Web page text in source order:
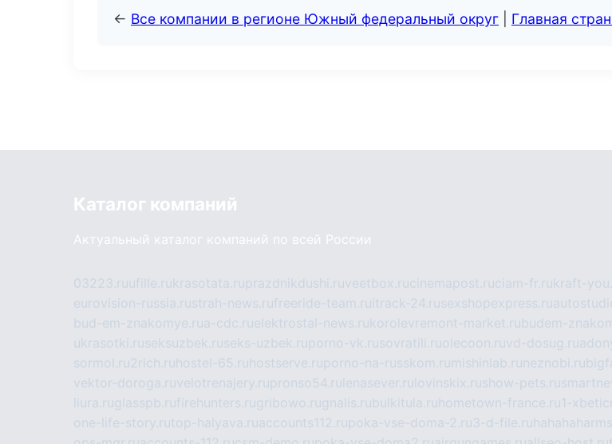
← Все компании в регионе Южный федеральный округ Главная
Каталог компаний
Актуальный каталог компаний по всей России
03223.ruufille.rukrasotata.ruprazdnikdushi.ruveetbox.rucinemapost.ruciam-fr.rukraft-
eurovision-russia.rustrah-news.rufreeride-team.ru itrack-24.rusexshopexpress.ru
bud-em-znakomye.rua-cdc.ruelektrostal-news.rukorolevremont-market.rubudem-
ukrasotki.ruseksuzbek.ruseks-uzbek.ruporno-vk.rusovratili.ruolecoon.ruvd-dosug.ru
sormol.ru2rich.ru hostel-65.ru hostserve.ruporno-na-russkom.ru mishinlab.ru neznobi.ru
vektor-doroga.ruvelotrenajery.rupronso54.ru lenasever.ru lovinskix.rushow-pets.ru
liura.ruglasspb.rufirehunters.rugribowo.rugnalis.rubulkitula.ru hometown-france.ru1-
one-life-story.rutop-halyava.ruaccounts112.rupoka-vse-doma-2.ru3-d-file.ru